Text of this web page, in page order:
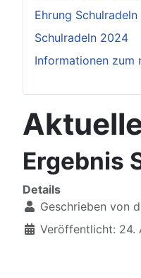
Ehrung
Schulradeln 2024
Informationen zum
Ergebnis
Details
Geschrieben von
Veröffentlicht: 24.